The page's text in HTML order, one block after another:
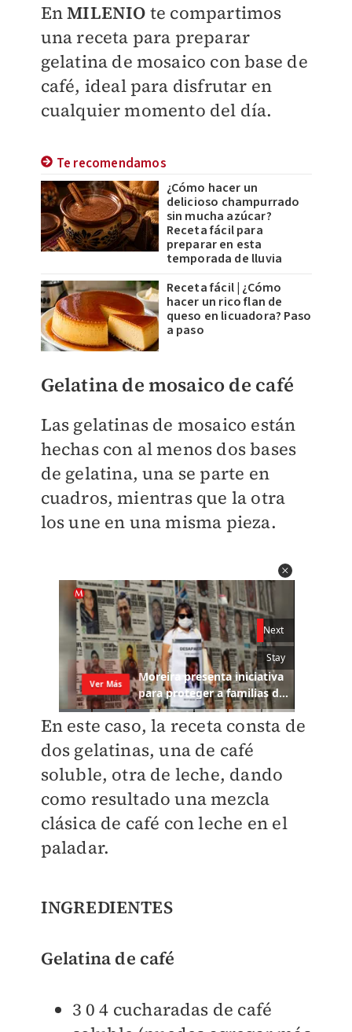
EnMILENIO te compartimos
una receta para preparar
gelatina de mosaico con base de
café, ideal para disfrutar en
cualquier momento del día.
Te recomendamos
¿Cómo hacer un
delicioso champurrado
sin mucha azúcar?
Receta fácil para
preparar en esta
temporada de lluvia
Receta fácil | ¿Cómo
hacer un rico flan de
queso en licuadora? Paso
a paso
Gelatina de mosaico de café
Las gelatinas de mosaico están
hechas con al menos dos bases
de gelatina, una se parte en
cuadros, mientras que la otra
los une en una misma pieza.
En este caso, la receta consta de
dos gelatinas, una de café
soluble, otra de leche, dando
como resultado una mezcla
clásica de café con leche en el
paladar.
INGREDIENTES
Gelatina de café
3 0 4 cucharadas de café